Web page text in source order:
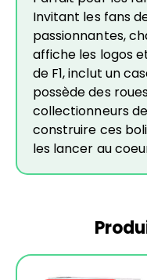
Invitant les fans
passionnantes,
affiche les logos
de F1, inclut un
possède des
collectionneurs
construire ces
les lancer au